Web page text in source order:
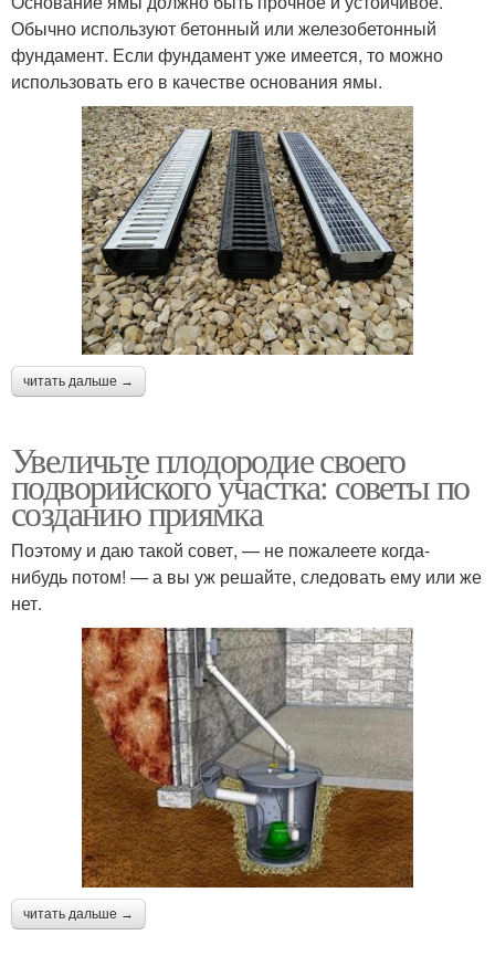
Обычно используют бетонный или железобетонный
фундамент. Если фундамент уже имеется, то можно
использовать его в качестве основания ямы.
читать дальше →
Увеличьте плодородие своего
подворийского участка: советы по
созданию приямка
Поэтому и даю такой совет, — не пожалеете когда-
нибудь потом! — а вы уж решайте, следовать ему или же
нет.
читать дальше →